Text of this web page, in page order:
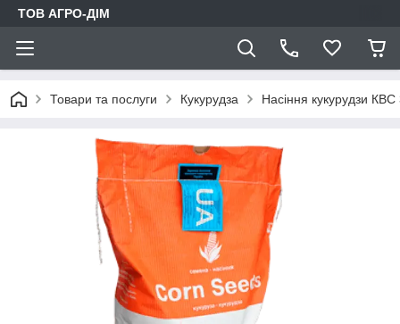
ТОВ АГРО-ДIМ
Товари та послуги Кукурудза Насіння кукурудзи КВС